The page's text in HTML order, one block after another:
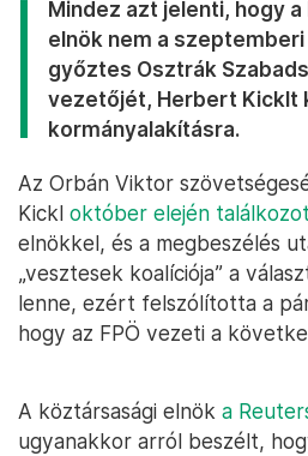
Mindez azt jelenti, hogy
elnök nem a
győztes Osztrák
vezetőjét, Herbert Kicklt
kormányalakításra.
Az Orbán Viktor
Kickl október elején
elnökkel, és a megbeszélés
„vesztesek koalíciója” a
lenne, ezért felszólította a
hogy az FPÖ vezeti a
A köztársasági elnök a
ugyanakkor arról beszélt,